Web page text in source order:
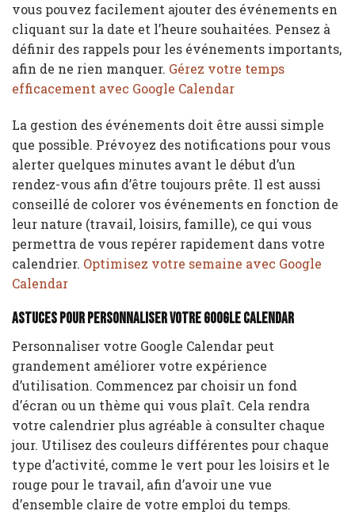
vous pouvez facilement ajouter des événements en
cliquant sur la date et l’heure souhaitées. Pensez à
définir des rappels pour les événements importants,
afin de ne rien manquer. Gérez votre temps
efficacement avec Google Calendar
La gestion des événements doit être aussi simple
que possible. Prévoyez des notifications pour vous
alerter quelques minutes avant le début d’un
rendez-vous afin d’être toujours prête. Il est aussi
conseillé de colorer vos événements en fonction de
leur nature (travail, loisirs, famille), ce qui vous
permettra de vous repérer rapidement dans votre
calendrier. Optimisez votre semaine avec Google
Calendar
Astuces pour personnaliser votre Google Calendar
Personnaliser votre Google Calendar peut
grandement améliorer votre expérience
d’utilisation. Commencez par choisir un fond
d’écran ou un thème qui vous plaît. Cela rendra
votre calendrier plus agréable à consulter chaque
jour. Utilisez des couleurs différentes pour chaque
type d’activité, comme le vert pour les loisirs et le
rouge pour le travail, afin d’avoir une vue
d’ensemble claire de votre emploi du temps.